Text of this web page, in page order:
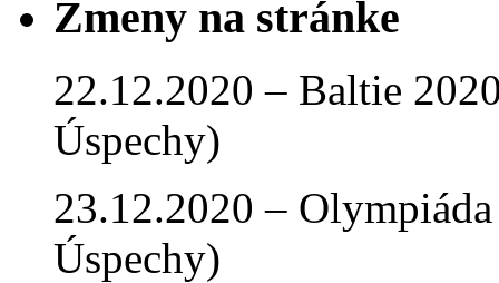
Zmeny na stránke
22.12.2020 – Baltie
Úspechy)
23.12.2020 –
Úspechy)